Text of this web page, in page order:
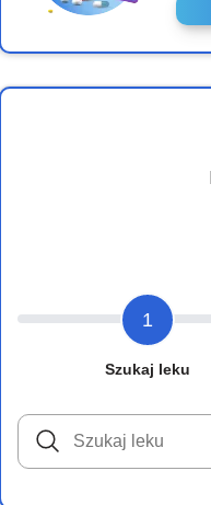
1
Szukaj leku